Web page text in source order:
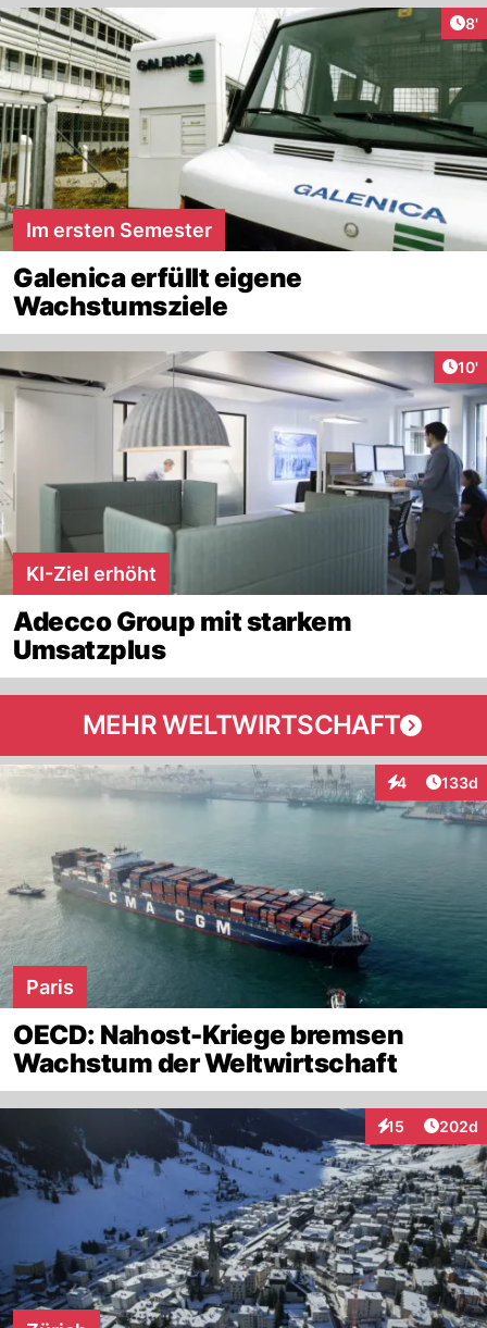
8'
Im ersten Semester
Galenica erfüllt eigene
Wachstumsziele
10'
KI-Ziel erhöht
Adecco Group mit starkem
Umsatzplus
MEHR WELTWIRTSCHAFT
4
Interaktionen
133d
Paris
OECD: Nahost-Kriege bremsen
Wachstum der Weltwirtschaft
15
Interaktionen
202d